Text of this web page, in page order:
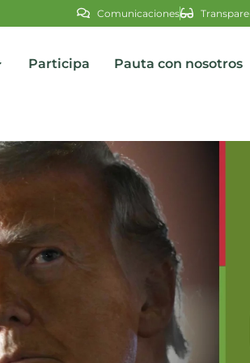
Comunicaciones
Participa Pauta con nosotros